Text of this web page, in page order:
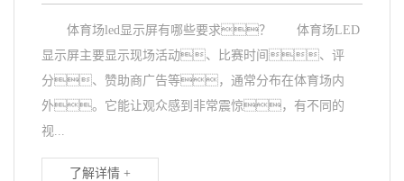
体育场led显示屏有哪些要求？ 体育场LED
显示屏主要显示现场活动、比赛时间、评
分、赞助商广告等，通常分布在体育场内
外。它能让观众感到非常震惊，有不同的
视...
了解详情 +